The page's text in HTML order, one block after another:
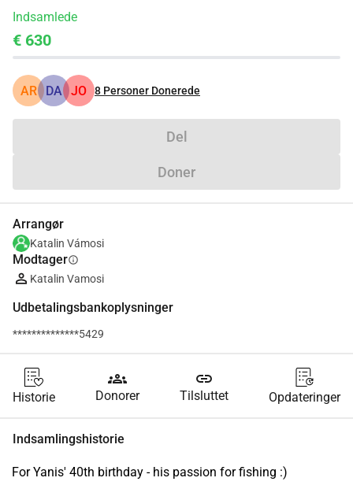
Indsamlede
€ 630
AR DA JO 8 Personer Donerede
Del
Doner
Arrangør
Katalin Vámosi
Modtagerinfo
Katalin Vamosi
Udbetalingsbankoplysninger
**************5429
Historie
groups
Donorer
link
Tilsluttet Opdateringer
Indsamlingshistorie
For Yanis' 40th birthday - his passion for fishing :)